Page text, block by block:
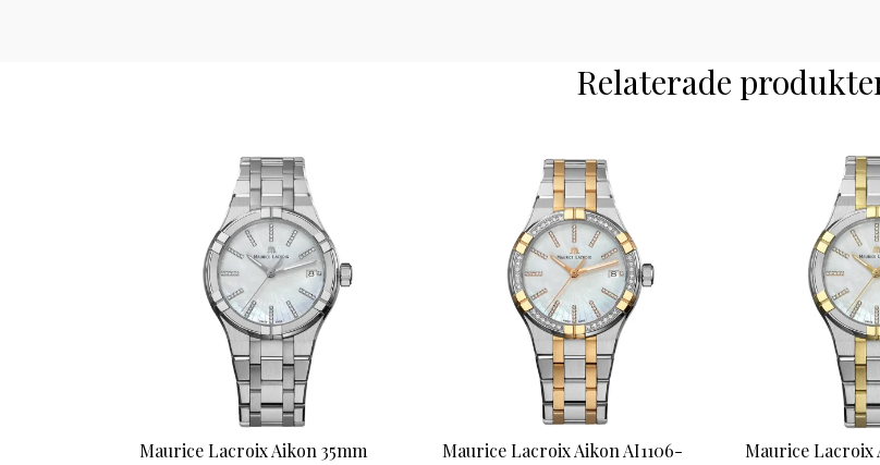
Relaterade
Maurice Lacroix Aikon 35mm
Maurice Lacroix Aikon AI1106-
Maurice Lacroix